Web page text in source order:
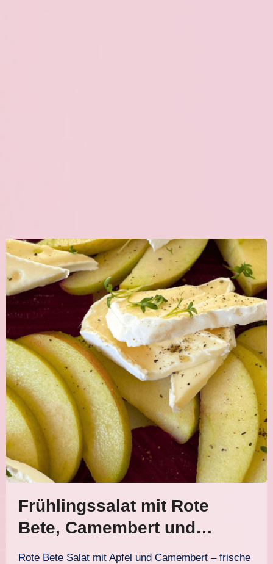
Frühlingssalat mit Rote
Bete, Camembert und
Kresse
Rote Bete Salat mit Apfel und Camembert – frische